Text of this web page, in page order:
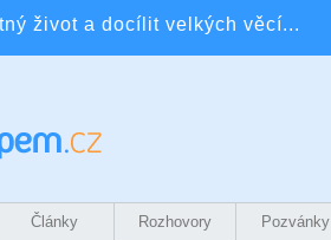
život a docílit velkých věcí...
Články Rozhovory Pozvánky